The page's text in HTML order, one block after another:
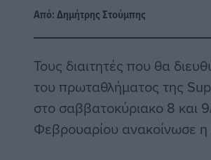
Από:Δημήτρης Στούμπης
Τους διαιτητές που θα
του πρωταθλήματος της
στο σαββατοκύριακο 8 και
Φεβρουαρίου ανακοίνωσε